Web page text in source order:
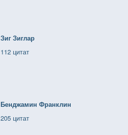
Зиг Зиглар
112 цитат
Бенджамин Франклин
205 цитат